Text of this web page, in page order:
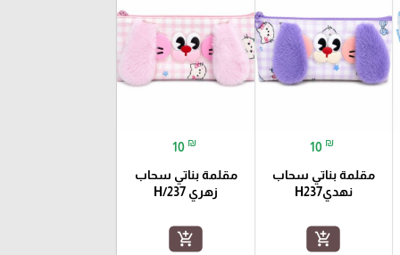
10 ₪
مقلمة بناتي سحاب
نهديH237
add_shopping_cart
10 ₪
مقلمة بناتي سحاب
زهري H/237
add_shopping_cart